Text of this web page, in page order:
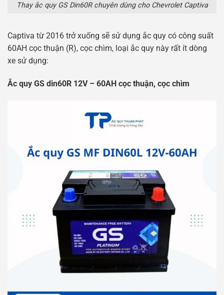
Thay ắc quy GS Din60R chuyên dùng cho Chevrolet Captiva
Captiva từ 2016 trở xuống sẽ sử dụng ắc quy có công suất
60AH cọc thuận (R), cọc chìm, loại ắc quy này rất ít dòng
xe sử dụng:
Ắc quy GS din60R 12V – 60AH cọc thuận, cọc chìm